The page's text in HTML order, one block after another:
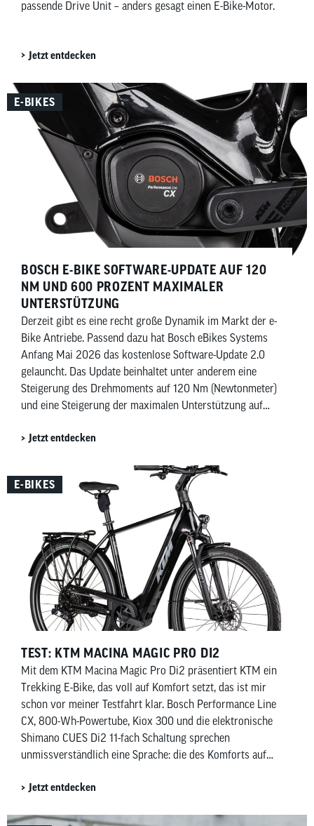
passende Drive Unit – anders gesagt einen E-Bike-Motor.
Jetzt entdecken
E-BIKES
BOSCH E-BIKE SOFTWARE-UPDATE AUF 120
NM UND 600 PROZENT MAXIMALER
UNTERSTÜTZUNG
Derzeit gibt es eine recht große Dynamik im Markt der e-
Bike Antriebe. Passend dazu hat Bosch eBikes Systems
Anfang Mai 2026 das kostenlose Software-Update 2.0
gelauncht. Das Update beinhaltet unter anderem eine
Steigerung des Drehmoments auf 120 Nm (Newtonmeter)
und eine Steigerung der maximalen Unterstützung auf
Jetzt entdecken
E-BIKES
TEST: KTM MACINA MAGIC PRO DI2
Mit dem KTM Macina Magic Pro Di2 präsentiert KTM ein
Trekking E-Bike, das voll auf Komfort setzt, das ist mir
schon vor meiner Testfahrt klar. Bosch Performance Line
CX, 800-Wh-Powertube, Kiox 300 und die elektronische
Shimano CUES Di2 11-fach Schaltung sprechen
unmissverständlich eine Sprache: die des Komforts auf
Jetzt entdecken